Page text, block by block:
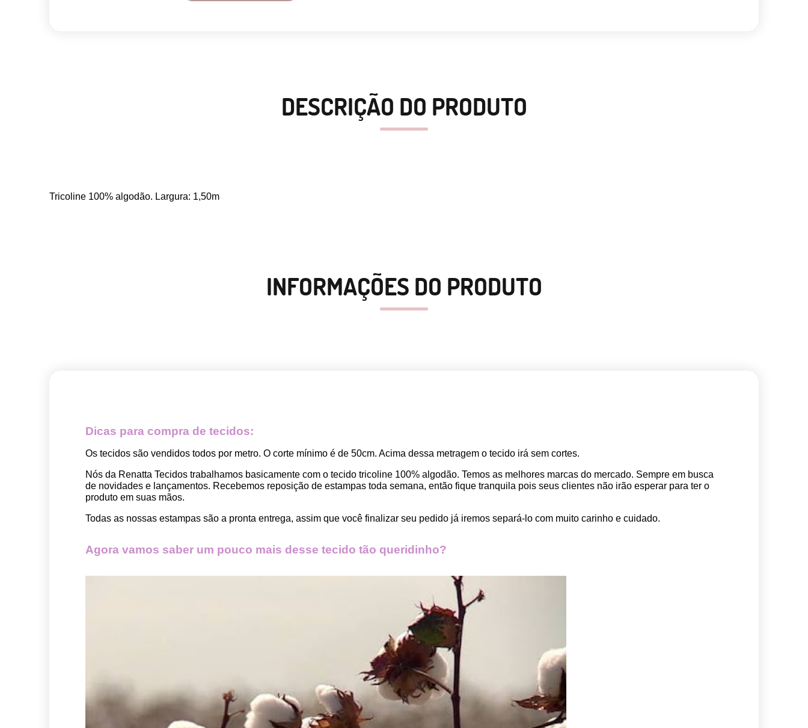
DESCRIÇÃO DO PRODUTO
Tricoline 100% algodão. Largura: 1,50m
INFORMAÇÕES DO PRODUTO
Dicas para compra de tecidos:
Os tecidos são vendidos todos por metro. O corte mínimo é de 50cm. Acima dessa metragem o tecido irá sem cortes.
Nós da Renatta Tecidos trabalhamos basicamente com o tecido tricoline 100% algodão. Temos as melhores marcas do mercado. Sempre em busca
de novidades e lançamentos. Recebemos reposição de estampas toda semana, então fique tranquila pois seus clientes não irão esperar para ter o
produto em suas mãos.
Todas as nossas estampas são a pronta entrega, assim que você finalizar seu pedido já iremos separá-lo com muito carinho e cuidado.
Agora vamos saber um pouco mais desse tecido tão queridinho?